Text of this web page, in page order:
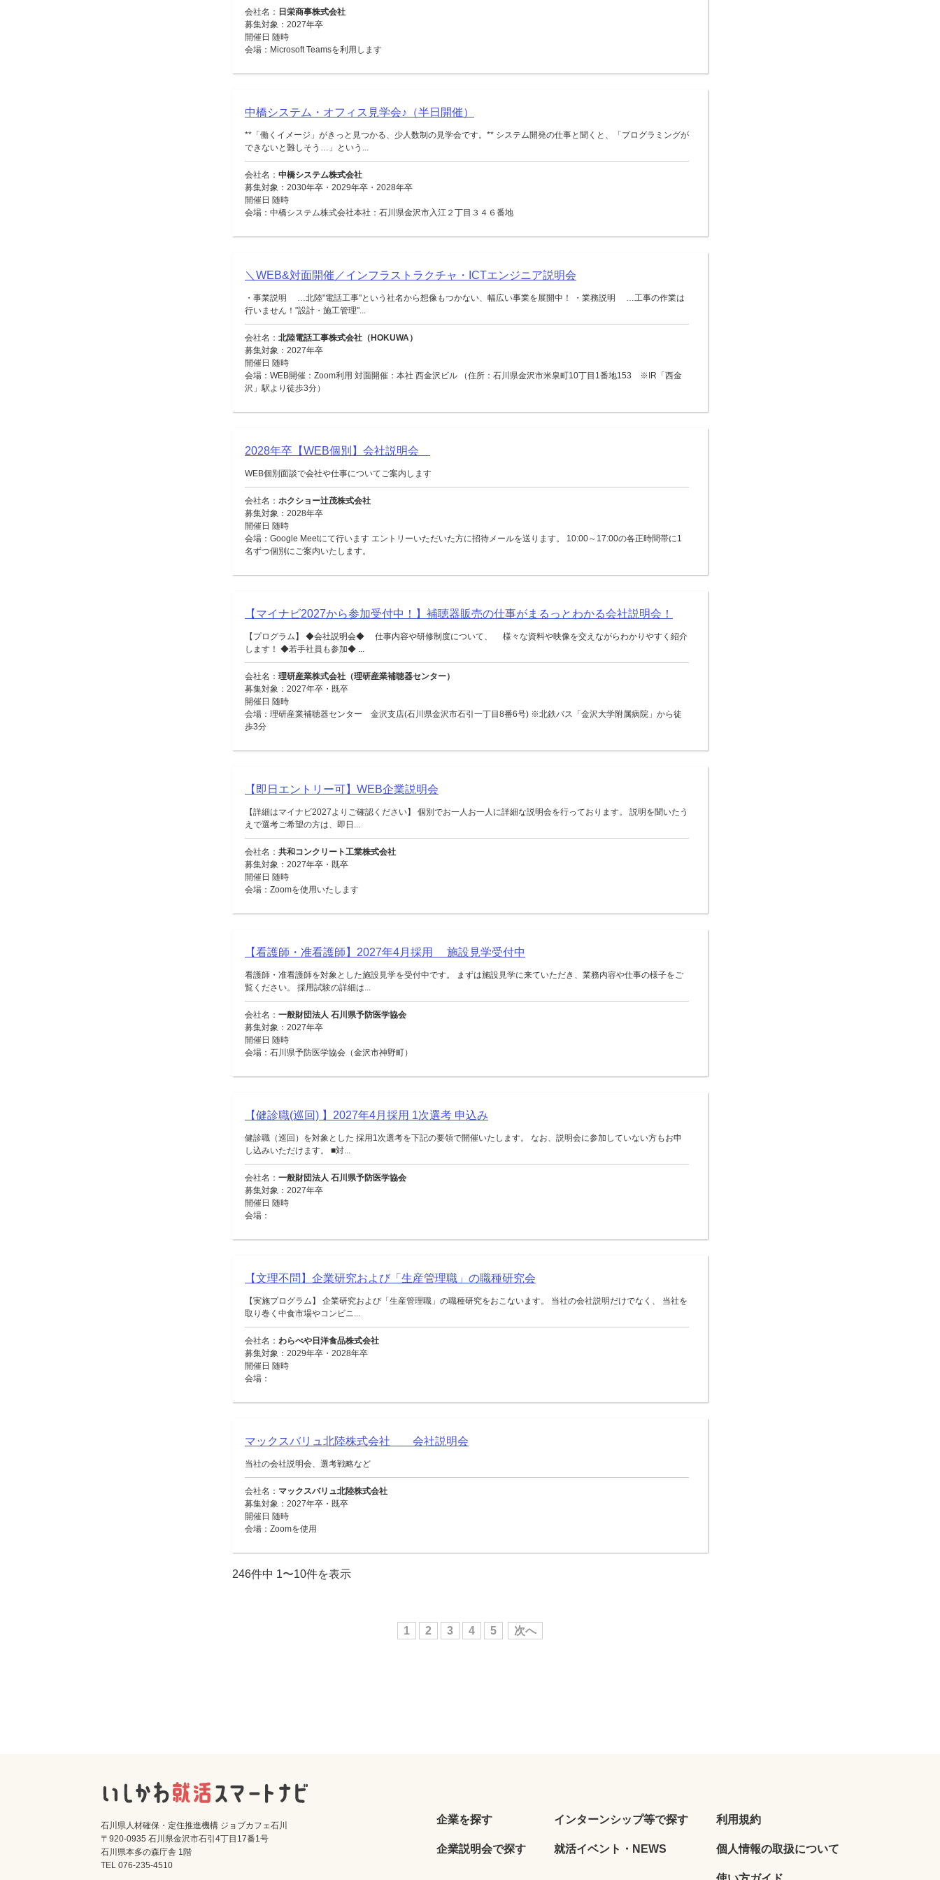
会社名： 日栄商事株式会社
募集対象：2027年卒
開催日 随時
会場：Microsoft Teamsを利用します
中橋システム・オフィス見学会♪（半日開催）
**「働くイメージ」がきっと見つかる、少人数制の見学会です。** システム開発の仕事と聞くと、「プログラミングが
できないと難しそう…」という...
会社名： 中橋システム株式会社
募集対象：2030年卒・2029年卒・2028年卒
開催日 随時
会場：中橋システム株式会社本社：石川県金沢市入江２丁目３４６番地
＼WEB&対面開催／インフラストラクチャ・ICTエンジニア説明会
・事業説明 …北陸"電話工事"という社名から想像もつかない、幅広い事業を展開中！ ・業務説明 …工事の作業は
行いません！"設計・施工管理"...
会社名： 北陸電話工事株式会社（HOKUWA）
募集対象：2027年卒
開催日 随時
会場：WEB開催：Zoom利用 対面開催：本社 西金沢ビル （住所：石川県金沢市米泉町10丁目1番地153 ※IR「西金
沢」駅より徒歩3分）
2028年卒【WEB個別】会社説明会
WEB個別面談で会社や仕事についてご案内します
会社名： ホクショー辻茂株式会社
募集対象：2028年卒
開催日 随時
会場：Google Meetにて行います エントリーいただいた方に招待メールを送ります。 10:00～17:00の各正時間帯に1
名ずつ個別にご案内いたします。
【マイナビ2027から参加受付中！】補聴器販売の仕事がまるっとわかる会社説明会！
【プログラム】 ◆会社説明会◆ 仕事内容や研修制度について、 様々な資料や映像を交えながらわかりやすく紹介
します！ ◆若手社員も参加◆ ...
会社名： 理研産業株式会社（理研産業補聴器センター）
募集対象：2027年卒・既卒
開催日 随時
会場：理研産業補聴器センター 金沢支店(石川県金沢市石引一丁目8番6号) ※北鉄バス「金沢大学附属病院」から徒
歩3分
【即日エントリー可】WEB企業説明会
【詳細はマイナビ2027よりご確認ください】 個別でお一人お一人に詳細な説明会を行っております。 説明を聞いたう
えで選考ご希望の方は、即日...
会社名： 共和コンクリート工業株式会社
募集対象：2027年卒・既卒
開催日 随時
会場：Zoomを使用いたします
【看護師・准看護師】2027年4月採用 施設見学受付中
看護師・准看護師を対象とした施設見学を受付中です。 まずは施設見学に来ていただき、業務内容や仕事の様子をご
覧ください。 採用試験の詳細は...
会社名： 一般財団法人 石川県予防医学協会
募集対象：2027年卒
開催日 随時
会場：石川県予防医学協会（金沢市神野町）
【健診職(巡回) 】2027年4月採用 1次選考 申込み
健診職（巡回）を対象とした 採用1次選考を下記の要領で開催いたします。 なお、説明会に参加していない方もお申
し込みいただけます。 ■対...
会社名： 一般財団法人 石川県予防医学協会
募集対象：2027年卒
開催日 随時
会場：
【文理不問】企業研究および「生産管理職」の職種研究会
【実施プログラム】 企業研究および「生産管理職」の職種研究をおこないます。 当社の会社説明だけでなく、 当社を
取り巻く中食市場やコンビニ...
会社名： わらべや日洋食品株式会社
募集対象：2029年卒・2028年卒
開催日 随時
会場：
マックスバリュ北陸株式会社 会社説明会
当社の会社説明会、選考戦略など
会社名： マックスバリュ北陸株式会社
募集対象：2027年卒・既卒
開催日 随時
会場：Zoomを使用
246件中 1〜10件を表示
1 2 3 4 5 次へ
石川県人材確保・定住推進機構 ジョブカフェ石川
〒920-0935 石川県金沢市石引4丁目17番1号
石川県本多の森庁舎 1階
TEL 076-235-4510
企業を探す
企業説明会で探す
インターンシップ等で探す
就活イベント・NEWS
利用規約
個人情報の取扱について